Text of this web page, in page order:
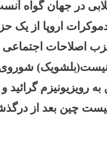
در جهان گواه
اروپا از یک
اصلاحات اجتماعی
شوروی
رویزیونیزم گرائید
چین بعد از